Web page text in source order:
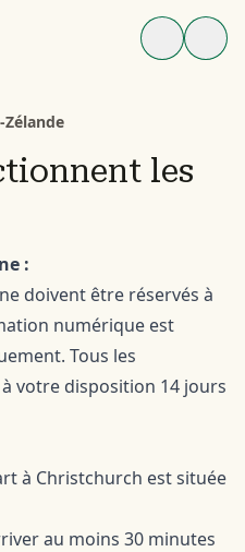
les
:
doivent être réservés à
numérique est
Tous les
votre disposition 14 jours
à Christchurch est située
au moins 30 minutes